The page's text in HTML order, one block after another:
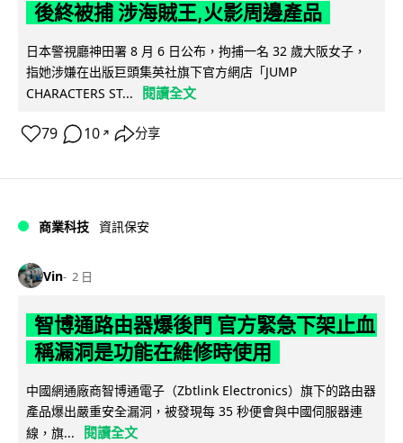
後終被捕 涉海賊王,火影周邊產品
日本警視廳神田署 8 月 6 日公布，拘捕一名 32 歲大阪女子，
指她涉嫌在出版巨頭集英社旗下官方網店「JUMP
CHARACTERS ST...
閱讀全文
79 10 ↗ 分享
商業科技 資訊保安
Vin 2 日
智博通路由器爆後門 官方緊急下架止血
稱漏洞是功能在維修時使用
中國網通廠商智博通電子（Zbtlink Electronics）旗下的路由器
產品爆出嚴重安全漏洞，被發現每 35 秒便會與中國伺服器連
線，旗...
閱讀全文